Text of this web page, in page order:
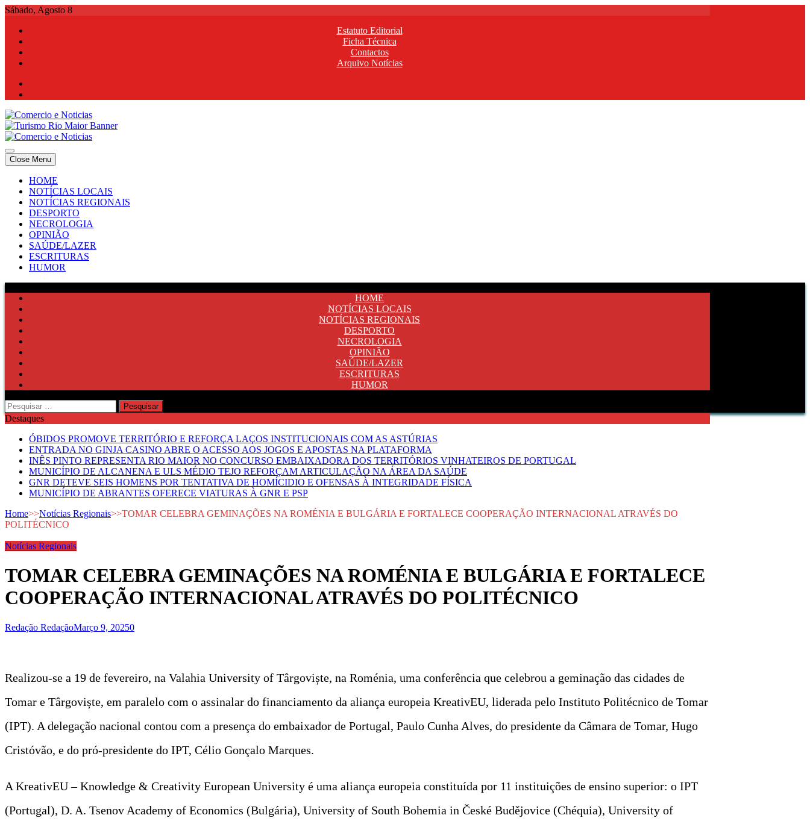
Skip
content
Sábado, Agosto 8
Estatuto Editorial
Ficha Técnica
Contactos
Arquivo Notícias
Comercio e Noticias
Notícias e Publicidade Online
Comercio e Noticias
Notícias e Publicidade Online
Close Menu
HOME
NOTÍCIAS LOCAIS
NOTÍCIAS REGIONAIS
DESPORTO
NECROLOGIA
OPINIÃO
SAÚDE/LAZER
ESCRITURAS
HUMOR
HOME
NOTÍCIAS LOCAIS
NOTÍCIAS REGIONAIS
DESPORTO
NECROLOGIA
OPINIÃO
SAÚDE/LAZER
ESCRITURAS
HUMOR
Pesquisar
por:
Destaques
ÓBIDOS PROMOVE TERRITÓRIO E REFORÇA LAÇOS INSTITUCIONAIS COM AS ASTÚRIAS
ENTRADA NO GINJA CASINO ABRE O ACESSO AOS JOGOS E APOSTAS NA PLATAFORMA
INÊS PINTO REPRESENTA RIO MAIOR NO CONCURSO EMBAIXADORA DOS TERRITÓRIOS VINHATEIROS DE PORTUGAL
MUNICÍPIO DE ALCANENA E ULS MÉDIO TEJO REFORÇAM ARTICULAÇÃO NA ÁREA DA SAÚDE
GNR DETEVE SEIS HOMENS POR TENTATIVA DE HOMÍCIDIO E OFENSAS À INTEGRIDADE FÍSICA
MUNICÍPIO DE ABRANTES OFERECE VIATURAS À GNR E PSP
Home>>Notícias Regionais>>TOMAR CELEBRA GEMINAÇÕES NA ROMÉNIA E BULGÁRIA E FORTALECE COOPERAÇÃO INTERNACIONAL ATRAVÉS DO
POLITÉCNICO
Notícias Regionais
TOMAR CELEBRA GEMINAÇÕES NA ROMÉNIA E BULGÁRIA E FORTALECE
COOPERAÇÃO INTERNACIONAL ATRAVÉS DO POLITÉCNICO
Redação RedaçãoMarço 9, 20250
Realizou-se a 19 de fevereiro, na Valahia University of Târgoviște, na Roménia, uma conferência que celebrou a geminação das cidades de
Tomar e Târgoviște, em paralelo com o assinalar do financiamento da aliança europeia KreativEU, liderada pelo Instituto Politécnico de Tomar
(IPT). A delegação nacional contou com a presença do embaixador de Portugal, Paulo Cunha Alves, do presidente da Câmara de Tomar, Hugo
Cristóvão, e do pró-presidente do IPT, Célio Gonçalo Marques.
A KreativEU – Knowledge & Creativity European University é uma aliança europeia constituída por 11 instituições de ensino superior: o IPT
(Portugal), D. A. Tsenov Academy of Economics (Bulgária), University of South Bohemia in České Budějovice (Chéquia), University of